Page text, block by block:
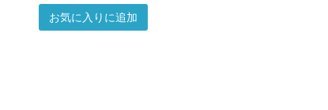
お気に入りに追加